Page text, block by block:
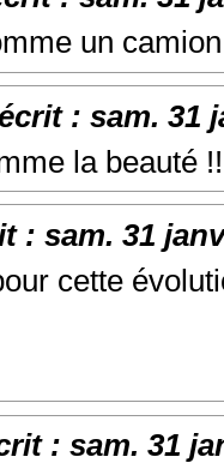
un
: sam. 31
la beauté !!
: sam. 31
cette
: sam. 31